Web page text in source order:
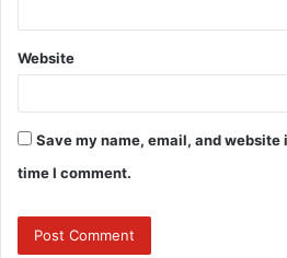
Website
Save my name, email, and
time I comment.